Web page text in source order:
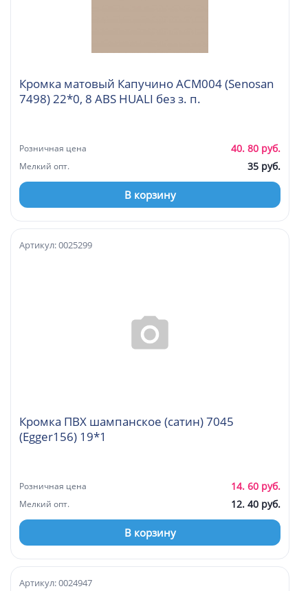
Кромка матовый Капучино ACM004 (Senosan
7498) 22*0, 8 ABS HUALI без з. п.
Розничная цена 40. 80 руб.
Мелкий опт. 35 руб.
В корзину
Кромка ПВХ шампанское (сатин) 7045
(Egger156) 19*1
Артикул: 0025299
Розничная цена 14. 60 руб.
Мелкий опт. 12. 40 руб.
В корзину
Артикул: 0024947